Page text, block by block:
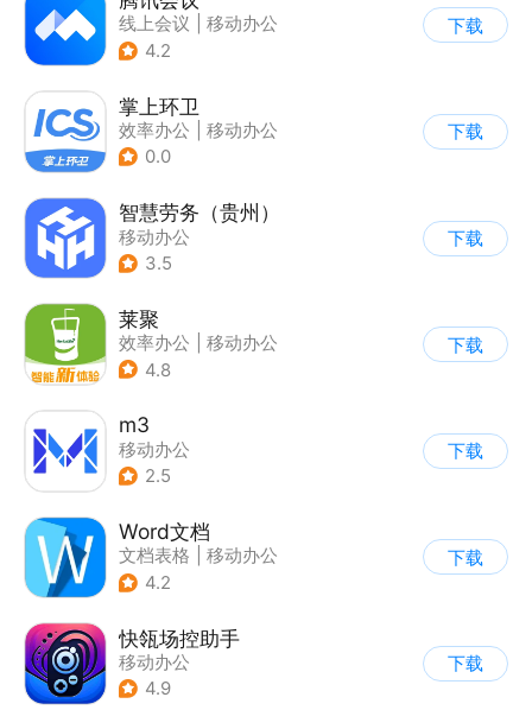
线上会议
移动办公
4.2
下载
掌上环卫
效率办公
移动办公
0.0
下载
智慧劳务（贵州）
移动办公
3.5
下载
莱聚
效率办公
移动办公
4.8
下载
m3
移动办公
2.5
下载
Word文档
文档表格
移动办公
4.2
下载
快瓴场控助手
移动办公
4.9
下载